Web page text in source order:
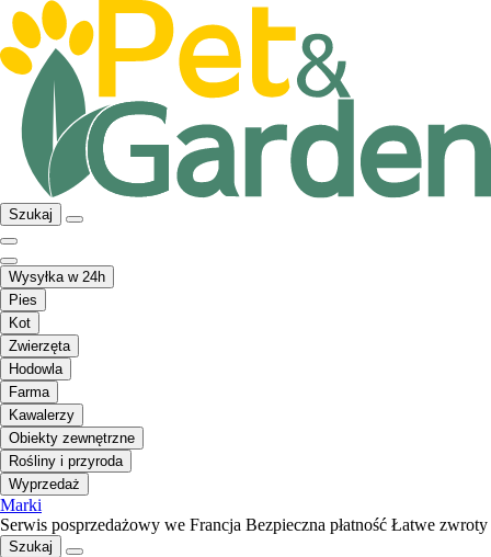
Szukaj
Wysyłka w 24h
Pies
Kot
Zwierzęta
Hodowla
Farma
Kawalerzy
Obiekty zewnętrzne
Rośliny i przyroda
Wyprzedaż
Marki
Serwis posprzedażowy we Francja Bezpieczna płatność Łatwe zwroty
Szukaj